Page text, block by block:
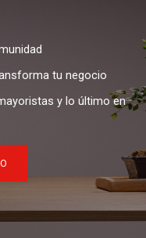
tu negocio
y lo último en